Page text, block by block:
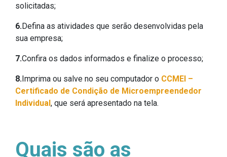
solicitadas;
6.Defina as atividades que serão desenvolvidas pela
sua empresa;
7.Confira os dados informados e finalize o processo;
8.Imprima ou salve no seu computador o CCMEI –
Certificado de Condição de Microempreendedor
Individual, que será apresentado na tela.
Quais são as